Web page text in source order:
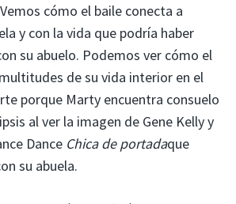
cómo el baile conecta a
y con la vida que podría haber
su abuelo. Podemos ver cómo el
de su vida interior en el
porque Marty encuentra consuelo
al ver la imagen de Gene Kelly y
Dance Chica de portadaque
su abuela.